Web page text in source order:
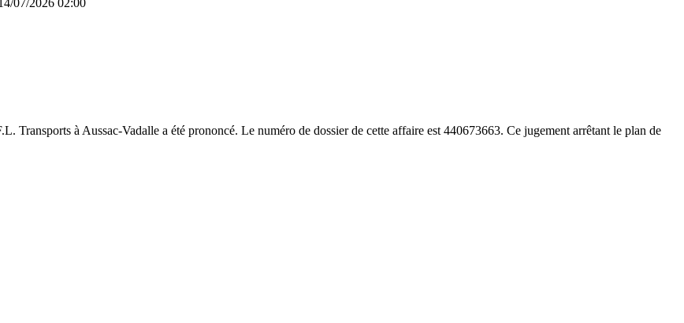
Transports à Aussac-Vadalle a été prononcé. Le numéro de dossier de cette affaire est 440673663. Ce jugement arrêtant le plan de